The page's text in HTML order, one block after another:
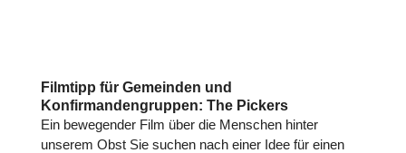
Filmtipp für Gemeinden und
Konfirmandengruppen: The Pickers
Ein bewe­gen­der Film über die Menschen hinter
unserem Obst Sie suchen nach einer Idee für einen